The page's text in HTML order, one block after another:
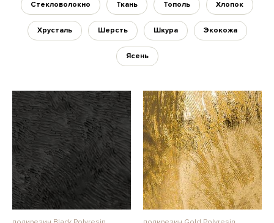
Стекловолокно Ткань Тополь Хлопок
Хрусталь Шерсть Шкура Экокожа
Ясень